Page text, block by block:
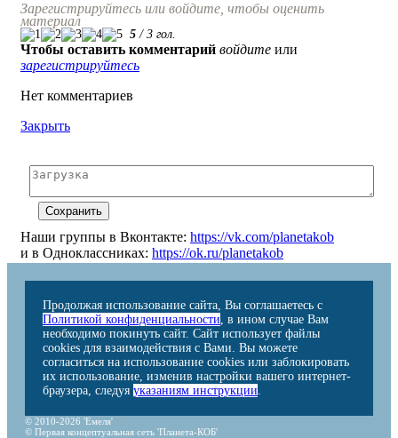
Зарегистрируйтесь или войдите, чтобы оценить
материал
5 / 3 гол.
Чтобы оставить комментарий войдите или
зарегистрируйтесь
Нет комментариев
Закрыть
Наши группы в Вконтакте: https://vk.com/planetakob
и в Одноклассниках: https://ok.ru/planetakob
Продолжая использование сайта, Вы соглашаетесь с
Политикой конфиденциальности, в ином случае Вам
необходимо покинуть сайт. Сайт использует файлы
cookies для взаимодействия с Вами. Вы можете
согласиться на использование cookies или заблокировать
их использование, изменив настройки вашего интернет-
браузера, следуя указаниям инструкции.
© 2010-2026 'Емеля'
© Первая концептуальная сеть 'Планета-КОБ'